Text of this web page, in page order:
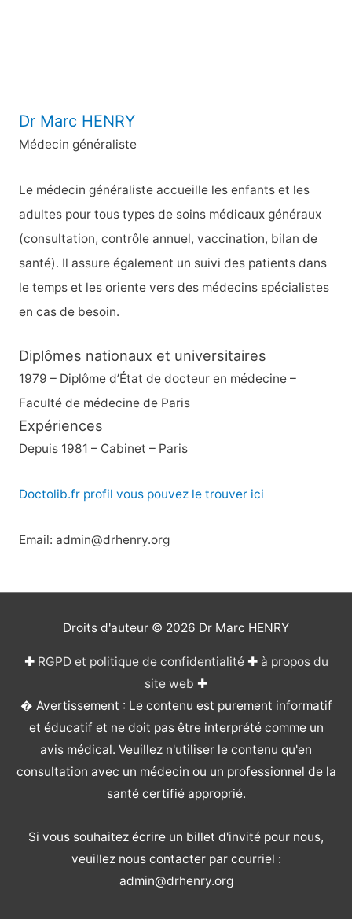
Dr Marc HENRY
Médecin généraliste
Le médecin généraliste accueille les enfants et les
adultes pour tous types de soins médicaux généraux
(consultation, contrôle annuel, vaccination, bilan de
santé). Il assure également un suivi des patients dans
le temps et les oriente vers des médecins spécialistes
en cas de besoin.
Diplômes nationaux et universitaires
1979 – Diplôme d’État de docteur en médecine –
Faculté de médecine de Paris
Expériences
Depuis 1981 – Cabinet – Paris
Doctolib.fr profil vous pouvez le trouver ici
Email: admin@drhenry.org
Droits d'auteur © 2026 Dr Marc HENRY
✚ RGPD et politique de confidentialité✚ à propos du
site web ✚
� Avertissement : Le contenu est purement informatif
et éducatif et ne doit pas être interprété comme un
avis médical. Veuillez n'utiliser le contenu qu'en
consultation avec un médecin ou un professionnel de la
santé certifié approprié.
Si vous souhaitez écrire un billet d'invité pour nous,
veuillez nous contacter par courriel :
admin@drhenry.org